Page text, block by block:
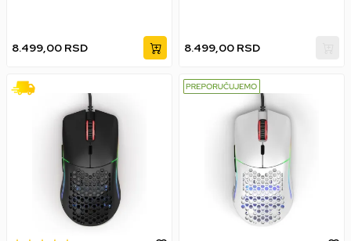
8.499,00 RSD 8.499,00 RSD